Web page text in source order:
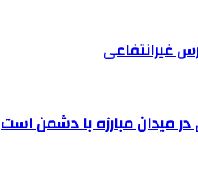
غیرانتفاعی
در میدان مبارزه با دشمن است